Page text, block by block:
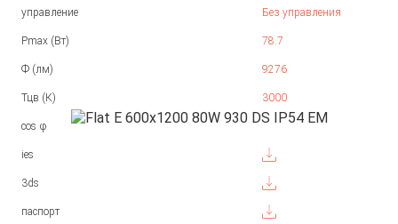
управление Без управления
Pmax (Вт) 78.7
Ф (лм) 9276
Тцв (К) 3000
cos φ
ies
3ds
паспорт